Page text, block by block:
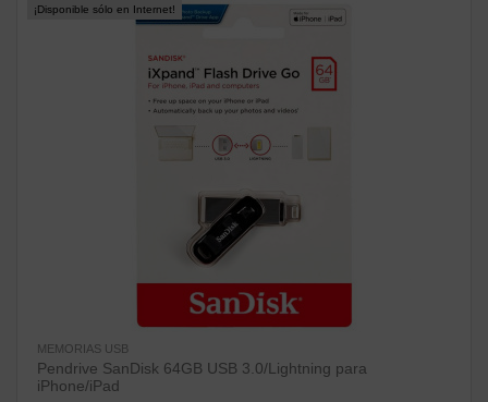
¡Disponible sólo en Internet!
MEMORIAS USB
Pendrive SanDisk 64GB USB 3.0/Lightning para
iPhone/iPad